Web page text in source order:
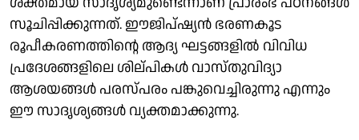
സൂചിപ്പിക്കുന്നത്. ഈജിപ്ഷ്യൻ ഭരണകൂട
രൂപീകരണത്തിന്റെ ആദ്യ ഘട്ടങ്ങളിൽ വിവിധ
പ്രദേശങ്ങളിലെ ശില്പികൾ വാസ്തുവിദ്യാ
ആശയങ്ങൾ പരസ്പരം പങ്കുവെച്ചിരുന്നു എന്നും
ഈ സാദൃശ്യങ്ങൾ വ്യക്തമാക്കുന്നു.